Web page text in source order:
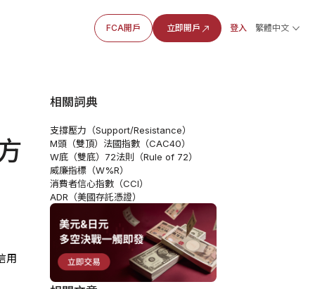
FCA開戶 立即開戶 登入 繁體中文
用
相關詞典
支撐壓力（Support/Resistance）
M頭（雙頂） 法國指數（CAC40）
W底（雙底） 72法則（Rule of 72）
威廉指標（W%R）
消費者信心指數（CCI）
ADR（美國存託憑證）